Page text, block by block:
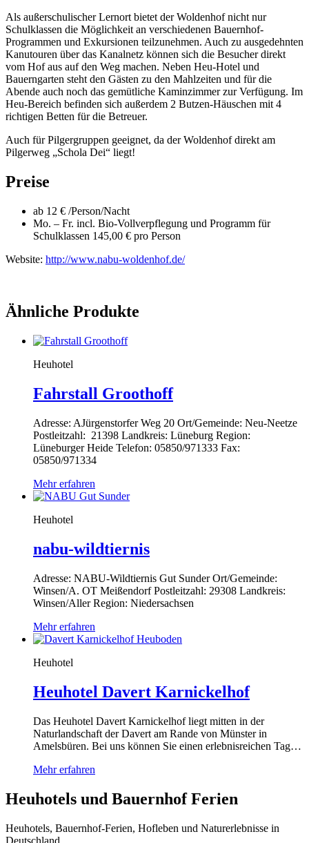
Als außerschulischer Lernort bietet der Woldenhof nicht nur
Schulklassen die Möglichkeit an verschiedenen Bauernhof-
Programmen und Exkursionen teilzunehmen. Auch zu ausgedehnten
Kanutouren über das Kanalnetz können sich die Besucher direkt
vom Hof aus auf den Weg machen. Neben Heu-Hotel und
Bauerngarten steht den Gästen zu den Mahlzeiten und für die
Abende auch noch das gemütliche Kaminzimmer zur Verfügung. Im
Heu-Bereich befinden sich außerdem 2 Butzen-Häuschen mit 4
richtigen Betten für die Betreuer.
Auch für Pilgergruppen geeignet, da der Woldenhof direkt am
Pilgerweg „Schola Dei“ liegt!
Preise
ab 12 € /Person/Nacht
Mo. – Fr. incl. Bio-Vollverpflegung und Programm für
Schulklassen 145,00 € pro Person
Website: http://www.nabu-woldenhof.de/
Ähnliche Produkte
Heuhotel
Fahrstall Groothoff
Adresse: AJürgenstorfer Weg 20 Ort/Gemeinde: Neu-Neetze
Postleitzahl: 21398 Landkreis: Lüneburg Region:
Lüneburger Heide Telefon: 05850/971333 Fax:
05850/971334
Mehr erfahren
Heuhotel
nabu-wildtiernis
Adresse: NABU-Wildtiernis Gut Sunder Ort/Gemeinde:
Winsen/A. OT Meißendorf Postleitzahl: 29308 Landkreis:
Winsen/Aller Region: Niedersachsen
Mehr erfahren
Heuhotel
Heuhotel Davert Karnickelhof
Das Heuhotel Davert Karnickelhof liegt mitten in der
Naturlandschaft der Davert am Rande von Münster in
Amelsbüren. Bei uns können Sie einen erlebnisreichen Tag…
Mehr erfahren
Heuhotels und Bauernhof Ferien
Heuhotels, Bauernhof-Ferien, Hofleben und Naturerlebnisse in
Deutschland.